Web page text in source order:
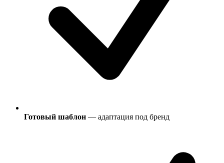
Готовый шаблон — адаптация под бренд